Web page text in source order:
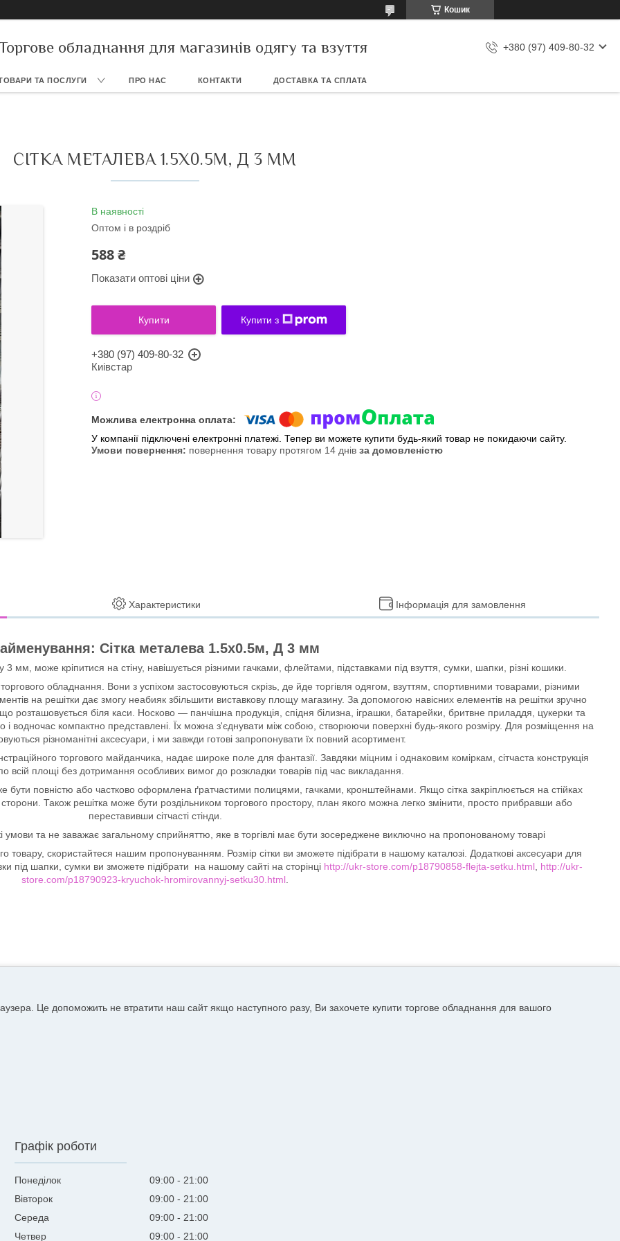
Кошик
обладнання для магазинів одягу та взуття +380 (97) 409-80-32
ТА ПОСЛУГИ ПРО НАС КОНТАКТИ ДОСТАВКА ТА СПЛАТА
СІТКА МЕТАЛЕВА 1.5Х0.5М, Д 3 ММ
В наявності
Оптом і в роздріб
588 ₴
Показати оптові ціни
Купити Купити з
+380 (97) 409-80-32
Киівстар
У компанії підключені електронні платежі. Тепер ви можете купити будь-який товар не покидаючи сайту.
повернення товару протягом 14 днів за домовленістю
Характеристики Інформація для замовлення
Сітка металева 1.5х0.5м, Д 3 мм
може кріпитися на стіну, навішується різними гачками, флейтами, підставками під взуття, сумки, шапки, різні кошики.
обладнання. Вони з успіхом застосовуються скрізь, де йде торгівля одягом, взуттям, спортивними товарами, різними
на решітки дає змогу неабияк збільшити виставкову площу магазину. За допомогою навісних елементів на решітки зручно
розташовується біля каси. Носково — панчішна продукція, спідня білизна, іграшки, батарейки, бритвне приладдя, цукерки та
і водночас компактно представлені. Їх можна з'єднувати між собою, створюючи поверхні будь-якого розміру. Для розміщення на
різноманітні аксесуари, і ми завжди готові запропонувати їх повний асортимент.
торгового майданчика, надає широке поле для фантазії. Завдяки міцним і однаковим коміркам, сітчаста конструкція
всій площі без дотримання особливих вимог до розкладки товарів під час викладання.
бути повністю або частково оформлена ґратчастими полицями, гачками, кронштейнами. Якщо сітка закріплюється на стійках
сторони. Також решітка може бути роздільником торгового простору, план якого можна легко змінити, просто прибравши або
переставивши сітчасті стінди.
умови та не заважає загальному сприйняттю, яке в торгівлі має бути зосереджене виключно на пропонованому товарі
товару, скористайтеся нашим пропонуванням. Розмір сітки ви зможете підібрати в нашому каталозі. Додаткові аксесуари для
під шапки, сумки ви зможете підібрати на нашому сайті на сторінці http://ukr-store.com/p18790858-flejta-setku.html, http://ukr-
store.com/p18790923-kryuchok-hromirovannyj-setku30.html
Це допоможить не втратити наш сайт якщо наступного разу, Ви захочете купити торгове обладнання для вашого
Графік роботи
Понеділок 09:00
21:00
Вівторок
09:00
21:00
Середа
09:00
21:00
Четвер
09:00 21:00